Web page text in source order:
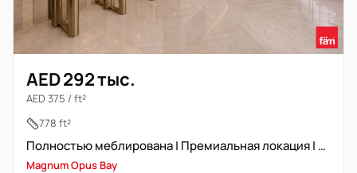
AED 292 тыс.
AED 375 / ft²
778 ft²
Полностью меблирована | Премиальная локация | Свободна
Magnum Opus Bay